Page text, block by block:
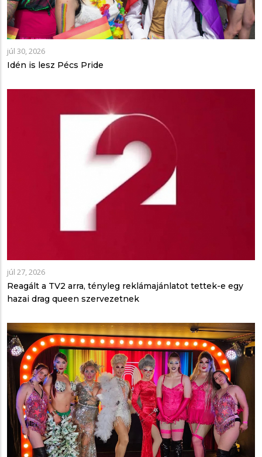
júl 30, 2026
Idén is lesz Pécs Pride
júl 27, 2026
Reagált a TV2 arra, tényleg reklámajánlatot tettek-e egy
hazai drag queen szervezetnek